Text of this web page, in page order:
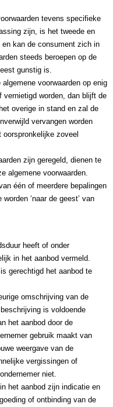
tevens specifieke
zijn, is het tweede en
kan de consument zich in
steeds beroepen op de
gunstig is.
voorwaarden op enig
worden, dan blijft de
het overige in stand en zal de
vervangen worden
zoveel
zijn geregeld, dienen te
algemene voorwaarden.
één of meerdere bepalingen
‘naar de geest’ van
heeft of onder
in het aanbod vermeld.
gerechtigd het aanbod te
omschrijving van de
is voldoende
het aanbod door de
gebruik maakt van
weergave van de
vergissingen of
niet.
het aanbod zijn indicatie en
of ontbinding van de